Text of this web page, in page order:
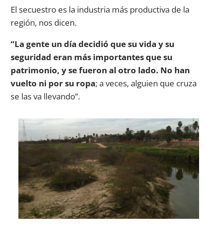
El secuestro es la industria más productiva de la
región, nos dicen.
“La gente un día decidió que su vida y su
seguridad eran más importantes que su
patrimonio, y se fueron al otro lado. No han
vuelto ni por su ropa; a veces, alguien que cruza
se las va llevando”.